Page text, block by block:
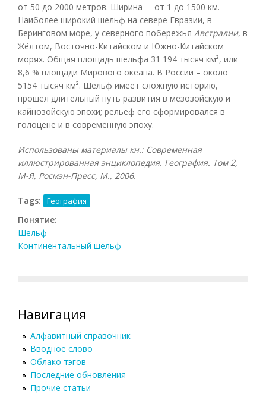
от 50 до 2000 метров. Ширина – от 1 до 1500 км.
Наиболее широкий шельф на севере Евразии, в
Беринговом море, у северного побережья Австралии, в
Жёлтом, Восточно-Китайском и Южно-Китайском
морях. Общая площадь шельфа 31 194 тысяч км², или
8,6 % площади Мирового океана. В России – около
5154 тысяч км². Шельф имеет сложную историю,
прошёл длительный путь развития в мезозойскую и
кайнозойскую эпохи; рельеф его сформировался в
голоцене и в современную эпоху.
Использованы материалы кн.: Современная
иллюстрированная энциклопедия. География. Том 2,
М-Я, Росмэн-Пресс, М., 2006.
Tags: География
Понятие:
Шельф
Континентальный шельф
Навигация
Алфавитный справочник
Вводное слово
Облако тэгов
Последние обновления
Прочие статьи